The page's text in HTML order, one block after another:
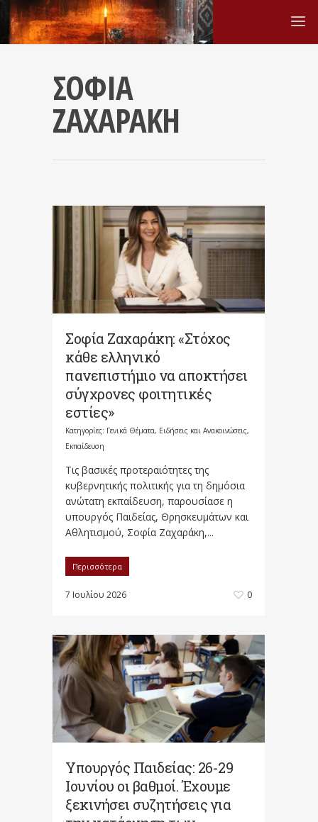
ΣΟΦΙΑ
ΖΑΧΑΡΑΚΗ
Σοφία Ζαχαράκη: «Στόχος
κάθε ελληνικό
πανεπιστήμιο να αποκτήσει
σύγχρονες φοιτητικές
εστίες»
Κατηγορίες: Γενικά Θέματα, Ειδήσεις και Ανακοινώσεις,
Εκπαίδευση
Τις βασικές προτεραιότητες της
κυβερνητικής πολιτικής για τη δημόσια
ανώτατη εκπαίδευση, παρουσίασε η
υπουργός Παιδείας, Θρησκευμάτων και
Αθλητισμού, Σοφία Ζαχαράκη,...
Περισσότερα
7 Ιουλίου 2026 0
Υπουργός Παιδείας: 26-29
Ιουνίου οι βαθμοί. Έχουμε
ξεκινήσει συζητήσεις για